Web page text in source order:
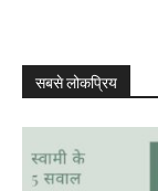
सबसे लोकप्रिय